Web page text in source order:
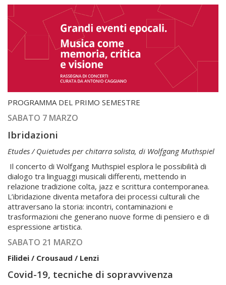
PROGRAMMA DEL PRIMO SEMESTRE
SABATO 7 MARZO
Ibridazioni
Etudes / Quietudes per chitarra solista, di Wolfgang Muthspiel
Il concerto di Wolfgang Muthspiel esplora le possibilità di
dialogo tra linguaggi musicali differenti, mettendo in
relazione tradizione colta, jazz e scrittura contemporanea.
L’ibridazione diventa metafora dei processi culturali che
attraversano la storia: incontri, contaminazioni e
trasformazioni che generano nuove forme di pensiero e di
espressione artistica.
SABATO 21 MARZO
Filidei / Crousaud / Lenzi
Covid-19, tecniche di sopravvivenza